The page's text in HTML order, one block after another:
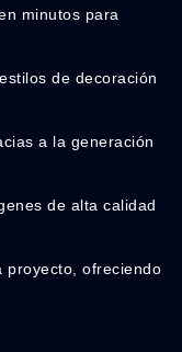
minutos para
de decoración
a la generación
de alta calidad
proyecto, ofreciendo